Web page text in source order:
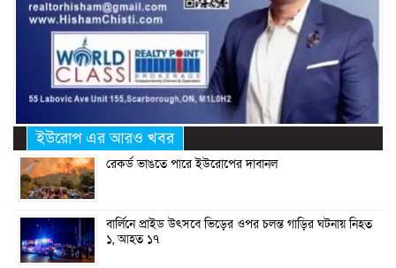
ইউরোপ এর আরও খবর
রেকর্ড ভাঙতে পারে ইউরোপের দাবানল
বার্লিনে প্রাইড উৎসবে ভিড়ের ওপর চলন্ত গাড়ির ঘটনায় নিহত
১, আহত ১৭